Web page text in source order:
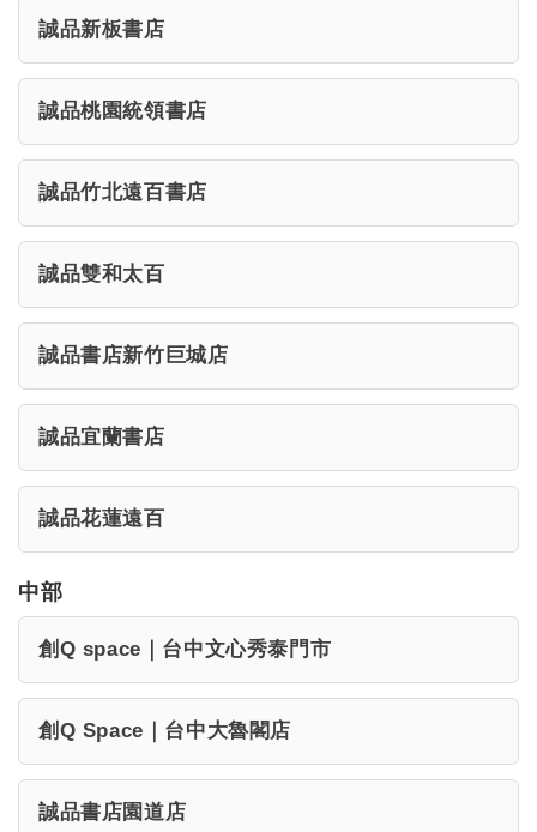
誠品新板書店
誠品桃園統領書店
誠品竹北遠百書店
誠品雙和太百
誠品書店新竹巨城店
誠品宜蘭書店
誠品花蓮遠百
中部
創Q space｜台中文心秀泰門市
創Q Space｜台中大魯閣店
誠品書店園道店